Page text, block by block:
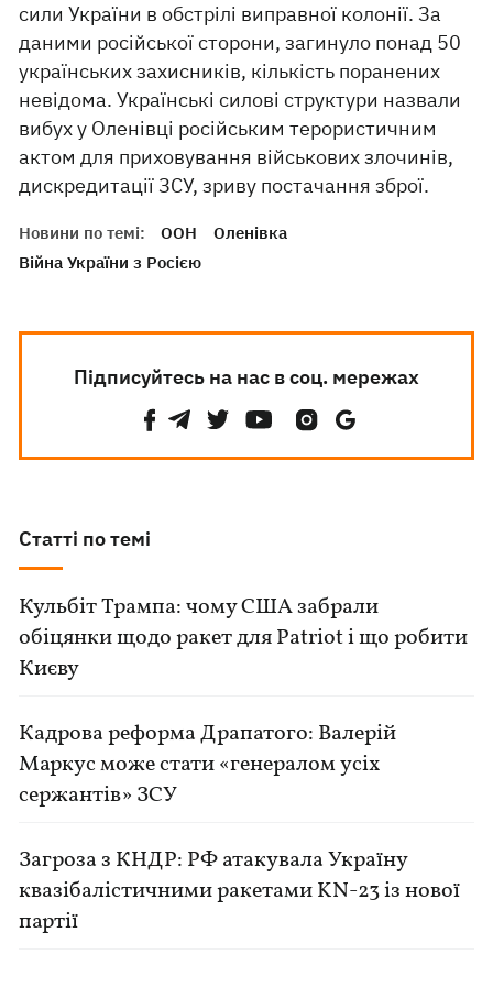
сили України в обстрілі виправної колонії. За
даними російської сторони, загинуло понад 50
українських захисників, кількість поранених
невідома. Українські силові структури назвали
вибух у Оленівці російським терористичним
актом для приховування військових злочинів,
дискредитації ЗСУ, зриву постачання зброї.
Новини по темі: ООН
Оленівка
Війна України з Росією
Підписуйтесь на нас в соц. мережах
Статті по темі
Кульбіт Трампа: чому США забрали
обіцянки щодо ракет для Patriot і що робити
Києву
Кадрова реформа Драпатого: Валерій
Маркус може стати «генералом усіх
сержантів» ЗСУ
Загроза з КНДР: РФ атакувала Україну
квазібалістичними ракетами KN-23 із нової
партії